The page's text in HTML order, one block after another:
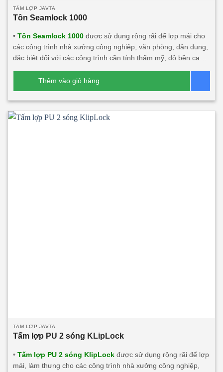
TẤM LỢP JAVTA
Tôn Seamlock 1000
• Tôn Seamlock 1000được sử dụng rộng rãi để lợp mái cho
các công trình nhà xưởng công nghiệp, văn phòng, dân dụng,
đặc biệt đối với các công trình cần tính thẩm mỹ, độ bền cao,
chất liệu khác có tính năng cách âm, cách nhiệt lớn. Sản
phẩm này rất phù hợp với các công trình đối tác nước ngoài
đầu tư tại Việt Nam.
Thêm vào giỏ hàng
TẤM LỢP JAVTA
Tấm lợp PU 2 sóng KLipLock
•Tấm lợp PU 2 sóng KlipLockđược sử dụng rộng rãi để lợp
mái, làm thưng cho các công trình nhà xưởng công nghiệp,